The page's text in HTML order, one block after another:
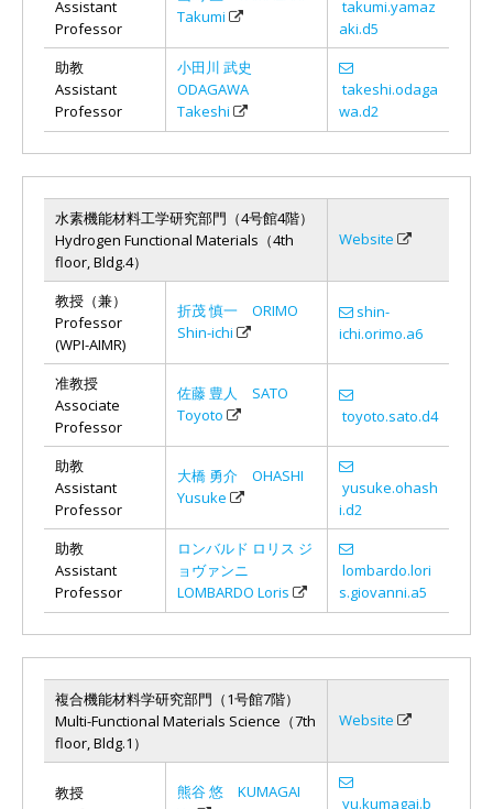
Assistant
Professor
Takumi
takumi.yamaz
aki.d5
助教
Assistant
Professor
小田川 武史
ODAGAWA
Takeshi
takeshi.odaga
wa.d2
水素機能材料工学研究部門（4号館4階）
Hydrogen Functional Materials（4th
floor, Bldg.4）
Website
教授（兼）
Professor
(WPI-AIMR)
折茂 慎一 ORIMO
Shin-ichi
shin-
ichi.orimo.a6
准教授
Associate
Professor
佐藤 豊人 SATO
Toyoto
toyoto.sato.d4
助教
Assistant
Professor
大橋 勇介 OHASHI
Yusuke
yusuke.ohash
i.d2
助教
Assistant
Professor
ロンバルド ロリス ジ
ョヴァンニ
LOMBARDO Loris
lombardo.lori
s.giovanni.a5
複合機能材料学研究部門（1号館7階）
Multi-Functional Materials Science（7th
floor, Bldg.1）
Website
教授
熊谷 悠 KUMAGAI
yu.kumagai.b